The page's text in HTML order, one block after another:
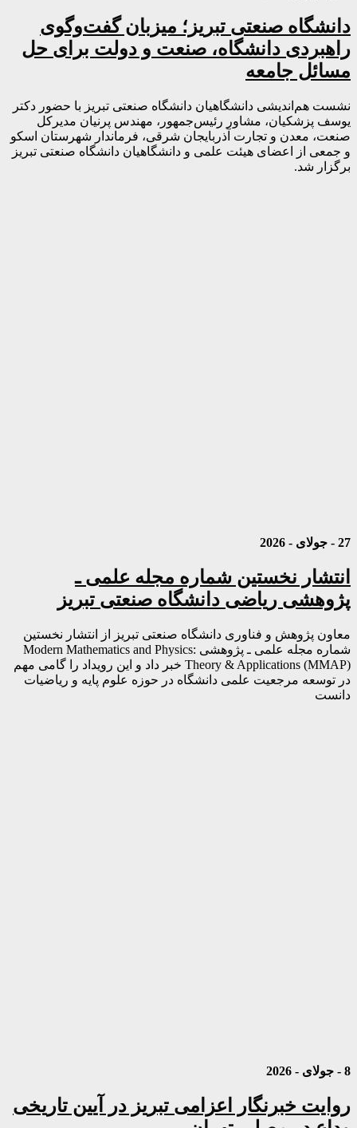
دانشگاه صنعتی تبریز؛ میزبان گفت‌وگوی
راهبردی دانشگاه، صنعت و دولت برای حل
مسائل جامعه
نشست هم‌اندیشی دانشگاهیان دانشگاه صنعتی تبریز با حضور دکتر
یوسف پزشکیان، مشاور رئیس‌جمهور، مهندس پرنیان مدیرکل
صنعت، معدن و تجارت آذربایجان شرقی، فرماندار شهرستان اسکو
و جمعی از اعضای هیئت علمی و دانشگاهیان دانشگاه صنعتی تبریز
برگزار شد.
27 - جولای - 2026
انتشار نخستین شماره مجله علمی ـ
پژوهشی ریاضی دانشگاه صنعتی تبریز
معاون پژوهش و فناوری دانشگاه صنعتی تبریز از انتشار نخستین
شماره مجله علمی ـ پژوهشی Modern Mathematics and Physics:
Theory & Applications (MMAP) خبر داد و این رویداد را گامی مهم
در توسعه مرجعیت علمی دانشگاه در حوزه علوم پایه و ریاضیات
دانست
8 - جولای - 2026
روایت خبرنگار اعزامی تبریز در آیین تاریخی